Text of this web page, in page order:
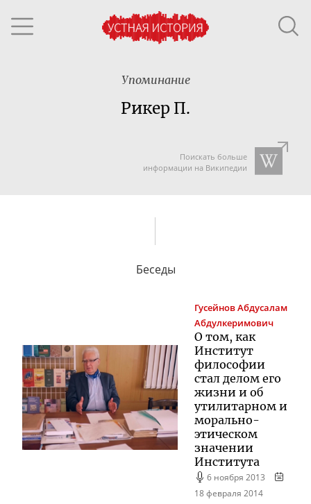
Упоминание
Рикер П.
Поискать больше
информации на Википедии
Беседы
ГусейновАбдусалам
Абдулкеримович
О том, как
Институт
философии
стал делом его
жизни и об
утилитарном и
морально-
этическом
значении
Института
6 ноября 2013
18 февраля 2014